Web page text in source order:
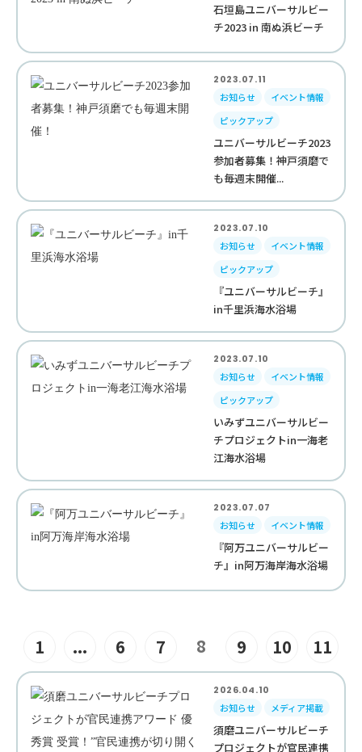
石垣島ユニバーサルビー
チ2023 in 南ぬ浜ビーチ
2023.07.11
お知らせ
イベント情報
ピックアップ
ユニバーサルビーチ2023
参加者募集！神戸須磨で
も毎週末開催...
2023.07.10
お知らせ
イベント情報
ピックアップ
『ユニバーサルビーチ』
in千里浜海水浴場
2023.07.10
お知らせ
イベント情報
ピックアップ
いみずユニバーサルビー
チプロジェクトin一海老
江海水浴場
2023.07.07
お知らせ
イベント情報
『阿万ユニバーサルビー
チ』in阿万海岸海水浴場
1 ... 6 7 8 9 10 11
2026.04.10
お知らせ
メディア掲載
須磨ユニバーサルビーチ
プロジェクトが官民連携